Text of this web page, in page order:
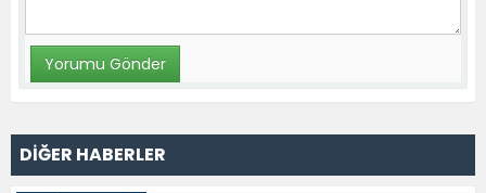
DİĞER HABERLER